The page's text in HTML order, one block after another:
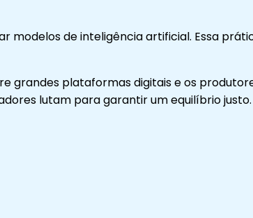
de inteligência artificial. Essa
grandes plataformas digitais e os
lutam para garantir um equilíbrio